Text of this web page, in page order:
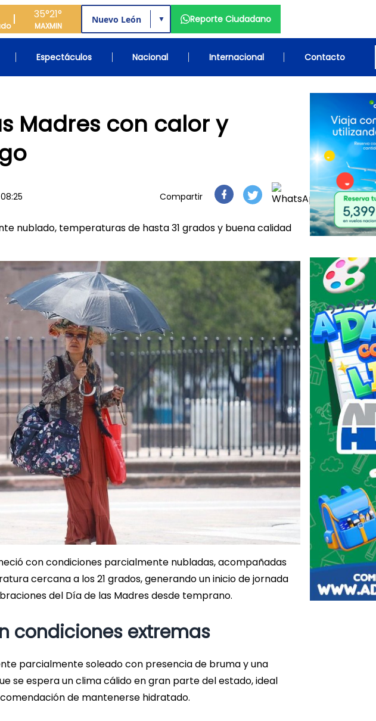
35°
MAX
21°
MIN
▼ Reporte Ciudadano
Espectáculos Nacional Internacional Contacto
Madres con calor y
Compartir
nublado, temperaturas de hasta 31 grados y buena calidad
con condiciones parcialmente nubladas, acompañadas
cercana a los 21 grados, generando un inicio de jornada
del Día de las Madres desde temprano.
condiciones extremas
parcialmente soleado con presencia de bruma y una
se espera un clima cálido en gran parte del estado, ideal
de mantenerse hidratado.